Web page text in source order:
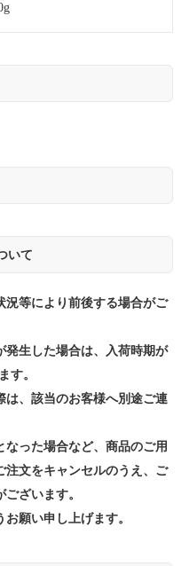
いて
況等により前後する場合がご
発生した場合は、入荷時期が
す。
は、該当のお客様へ別途ご連
なった場合など、商品のご用
注文をキャンセルのうえ、ご
ざいます。
願い申し上げます。